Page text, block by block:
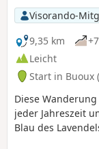
Visorando-
9,35 km
Leicht
Start in Buoux
Diese
jeder Jahreszeit
Blau des